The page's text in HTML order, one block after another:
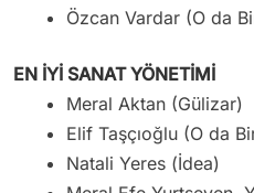
Özcan Vardar (O da
EN İYİ SANAT YÖNETİMİ
Meral Aktan (Gülizar)
Elif Taşçıoğlu (O da
Natali Yeres (İdea)